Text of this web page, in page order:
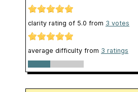
clarity rating of 5.0 from 3 votes
average difficulty from 3 ratings